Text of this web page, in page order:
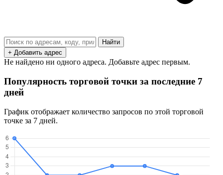
Найти
+ Добавить адрес
Не найдено ни одного адреса. Добавьте адрес первым.
Популярность торговой точки за последние 7
дней
График отображает количество запросов по этой торговой
точке за 7 дней.